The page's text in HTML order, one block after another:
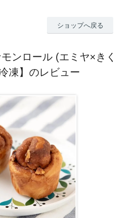
ショップへ戻る
ンロール (エミヤ×きく
凍】のレビュー